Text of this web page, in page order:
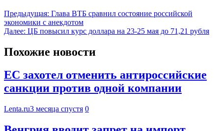
Предыдущая: Глава ВТБ сравнил состояние российской
экономики с анекдотом
Далее: ЦБ повысил курс доллара на 23-25 мая до 71,21 рубля
Похожие новости
ЕС захотел отменить антироссийские
санкции против одной компании
Lenta.ru3 месяца спустя 0